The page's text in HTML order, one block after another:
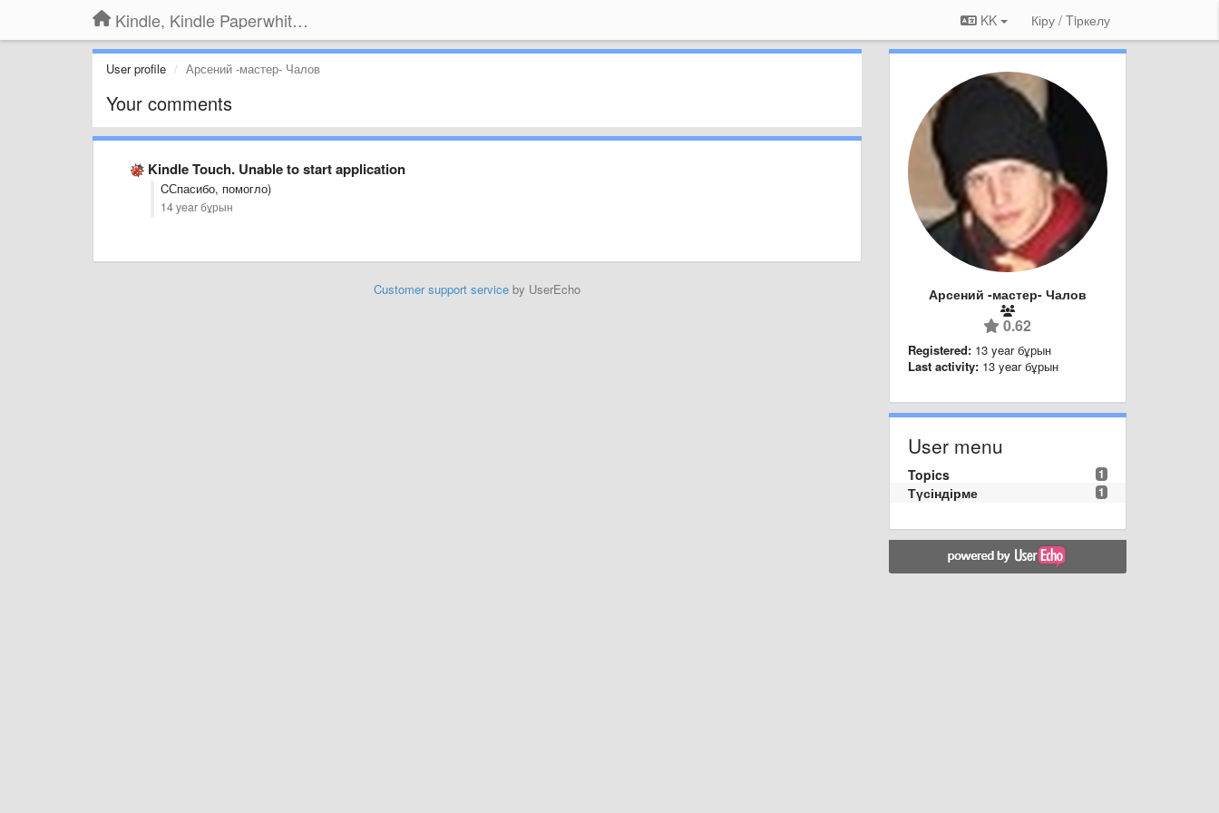
Kindle, Kindle Paperwhite, Kindle Voyage KK Кіру / Tiркелу
User profile Арсений -мастер- Чалов
Your comments
Kindle Touch. Unable to start application
CСпасибо, помогло)
14 year бұрын
Customer support serviceby UserEcho Арсений -мастер- Чалов
0.62
Registered: 13 year бұрын
Last activity: 13 year бұрын
User menu
1
Topics
1
Түсіндірме